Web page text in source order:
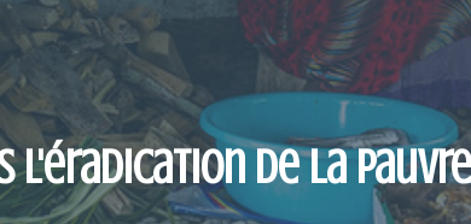
l'éradication de la